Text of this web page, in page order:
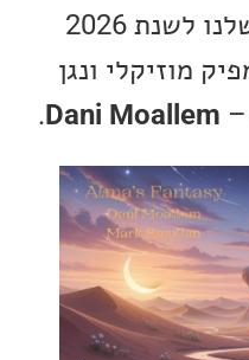
שיר השבוע הראשן שלנו לשנת 2026
ונגן
Dani
.